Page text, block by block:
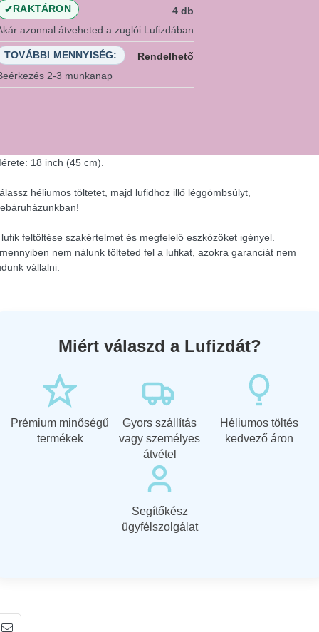
RAKTÁRON
4 db
azonnal átveheted a zuglói Lufizdában
TOVÁBBI MENNYISÉG:
Rendelhető
2-3 munkanap
18 inch (45 cm).
héliumos töltetet, majd lufidhoz illő léggömbsúlyt,
lufik feltöltése szakértelmet és megfelelő eszközöket igényel.
nem nálunk tölteted fel a lufikat, azokra garanciát nem
vállalni.
Miért válaszd a Lufizdát?
Prémium minőségű
termékek
Gyors szállítás
vagy személyes
átvétel
Héliumos töltés
kedvező áron
Segítőkész
ügyfélszolgálat